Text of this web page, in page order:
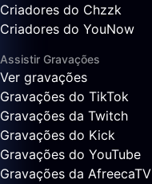
Criadores do Chzzk
Criadores do YouNow
Assistir Gravações
Ver gravações
Gravações do TikTok
Gravações da Twitch
Gravações do Kick
Gravações do YouTube
Gravações da AfreecaTV